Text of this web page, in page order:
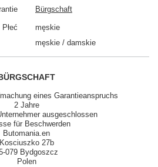
Bürgschaft
Płeć
męskie
męskie / damskie
eines Garantieanspruchs
2 Jahre
ausgeschlossen
für Beschwerden
Butomania.en
Kosciuszko 27b
079 Bydgoszcz
Polen